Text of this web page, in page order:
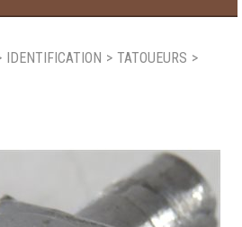
saisonniers
produits
IDENTIFICATION > TATOUEURS >